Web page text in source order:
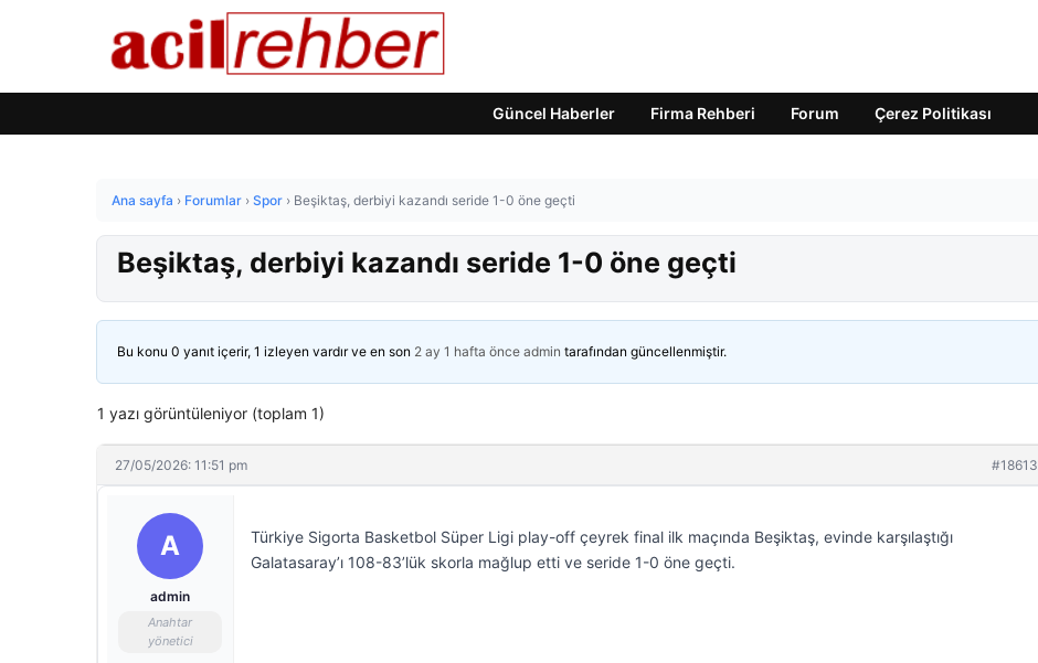
Güncel Haberler Firma Rehberi Forum Çerez Politikası
Ana sayfa › Forumlar › Spor › Beşiktaş, derbiyi kazandı seride 1-0 öne geçti
Beşiktaş, derbiyi kazandı seride 1-0 öne geçti
Bu konu 0 yanıt içerir, 1 izleyen vardır ve en son 2 ay 1 hafta önce admin tarafından güncellenmiştir.
1 yazı görüntüleniyor (toplam 1)
27/05/2026: 11:51 pm #18613
A
admin
Anahtar
yönetici
Türkiye Sigorta Basketbol Süper Ligi play-off çeyrek final ilk maçında Beşiktaş, evinde karşılaştığı
Galatasaray’ı 108-83’lük skorla mağlup etti ve seride 1-0 öne geçti.